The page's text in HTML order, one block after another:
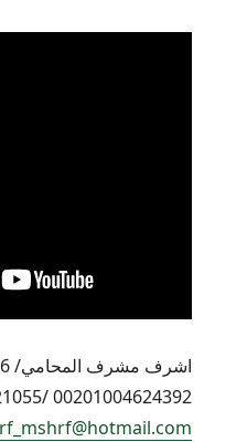
00201004624392 /00201224321055 /